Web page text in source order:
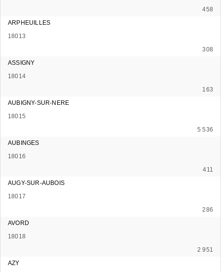
458
ARPHEUILLES
18013
308
ASSIGNY
18014
163
AUBIGNY-SUR-NERE
18015
5 536
AUBINGES
18016
411
AUGY-SUR-AUBOIS
18017
286
AVORD
18018
2 951
AZY